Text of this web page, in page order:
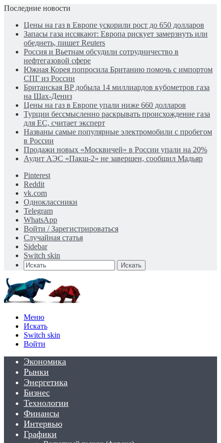
Последние новости
Цены на газ в Европе ускорили рост до 650 долларов
Запасы газа иссякают: Европа рискует замерзнуть или
обеднеть, пишет Reuters
Россия и Вьетнам обсудили сотрудничество в
нефтегазовой сфере
Южная Корея попросила Британию помочь с импортом
СПГ из России
Британская BP добыла 14 миллиардов кубометров газа
на Шах-Дениз
Цены на газ в Европе упали ниже 660 долларов
Турции бессмысленно раскрывать происхождение газа
для ЕС, считает эксперт
Названы самые популярные электромобили с пробегом
в России
Продажи новых «Москвичей» в России упали на 20%
Аудит АЭС «Пакш-2» не завершен, сообщил Мадьяр
Pinterest
Reddit
vk.com
Одноклассники
Telegram
WhatsApp
Войти / Зарегистрироваться
Случайная статья
Sidebar
Switch skin
Искать
Меню
Искать
Switch skin
Войти
Экономика
Рынки
Энергетика
Бизнес
Технологии
Финансы
Интервью
Графики